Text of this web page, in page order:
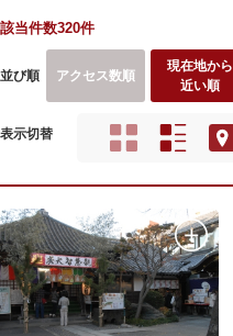
該当件数320件
並び順 アクセス数順
現在地から
近い順
表示切替